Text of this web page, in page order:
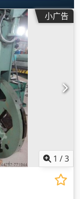
小广告
1 /3